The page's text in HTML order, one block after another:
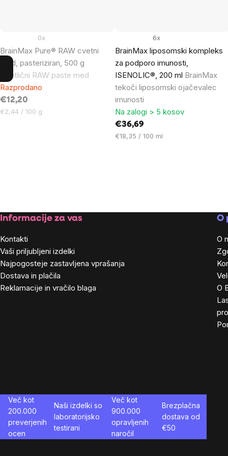
BrainMax Pure® RAW cvetni
med, pasteriziran, 500 g
Cvetlični RAW paste med
0x
Razprodano
€12,20
Cena
€2,44 / 100 g
BrainMax liposomski kompleks
za podporo imunosti,
ISENOLIC®, 200 ml BrainMax
tekoči liposomski ojačevalec
imunosti
6x
Na zalogi > 5 kosov
€36,69
Cena
€18,35 / 100 ml
Footer
Informacije za vas
Kontakti
Vaši priljubljeni izdelki
Najpogosteje zastavljena vprašanja
Dostava in plačila
Reklamacije in vračilo blaga
O
O
O
Več kot
200.000
preverjenih
ocen
Naši izdelki so
laboratorijsko
testirani
Več kot
900.000
opravljenih
naročil
Brezplačna
dostava od
€50